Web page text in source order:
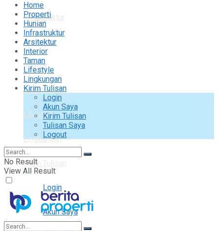
Infrastruktur
Arsitektur
Interior
Taman
Lifestyle
Lingkungan
Kirim Tulisan
Login
Akun Saya
Home
Properti
Hunian
Infrastruktur
Arsitektur
Interior
Taman
Lifestyle
Lingkungan
Kirim Tulisan
Login
Akun Saya
Kirim Tulisan
Tulisan Saya
Logout
No Result
View All Result